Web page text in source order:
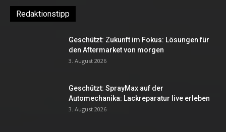
Redaktionstipp
Geschützt: Zukunft im Fokus: Lösungen für
den Aftermarket von morgen
3. August 2026
Geschützt: SprayMax auf der
Automechanika: Lackreparatur live erleben
3. August 2026